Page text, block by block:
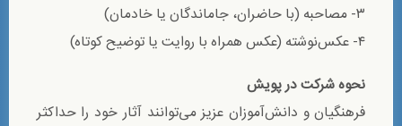
۳- مصاحبه (با حاضران، جاماندگان یا خادمان)
۴- عکس‌نوشته (عکس همراه با روایت یا توضیح کوتاه)
نحوه شرکت در پویش
فرهنگیان و دانش‌آموزان عزیز می‌توانند آثار خود را حداکثر